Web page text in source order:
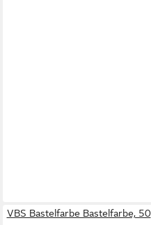
VBS Bastelfarbe Bastelfarbe, 50